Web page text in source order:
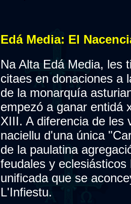
Edá Media: El
Na Alta Edá Media, les
citaes en donaciones a
de la monarquía
empezó a ganar entidá
XIII. A diferencia de les
naciellu d'una única
de la paulatina
feudales y
unificada que se
L'Infiestu.